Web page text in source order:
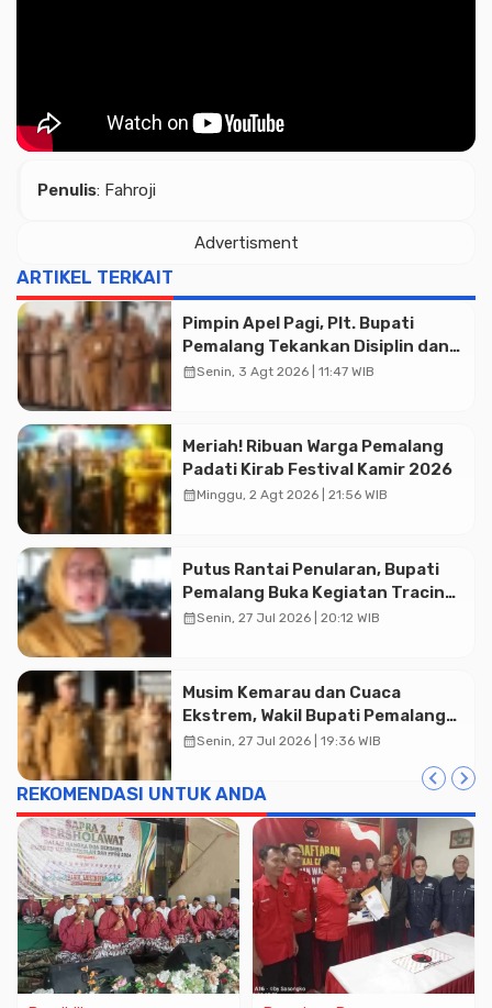
Penulis: Fahroji
Advertisment
ARTIKEL TERKAIT
Pimpin Apel Pagi, Plt. Bupati
Pemalang Tekankan Disiplin dan
Soliditas ASN untuk Pelayanan
calendar_monthSenin, 3 Agt 2026 | 11:47 WIB
Meriah! Ribuan Warga Pemalang
Padati Kirab Festival Kamir 2026
calendar_monthMinggu, 2 Agt 2026 | 21:56 WIB
Putus Rantai Penularan, Bupati
Pemalang Buka Kegiatan Tracing
TBC Terintegrasi di Mulyoharjo
calendar_monthSenin, 27 Jul 2026 | 20:12 WIB
Musim Kemarau dan Cuaca
Ekstrem, Wakil Bupati Pemalang
Ingatkan ASN Waspada Bahaya
calendar_monthSenin, 27 Jul 2026 | 19:36 WIB
REKOMENDASI UNTUK ANDA